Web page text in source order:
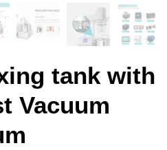
tank with
Vacuum